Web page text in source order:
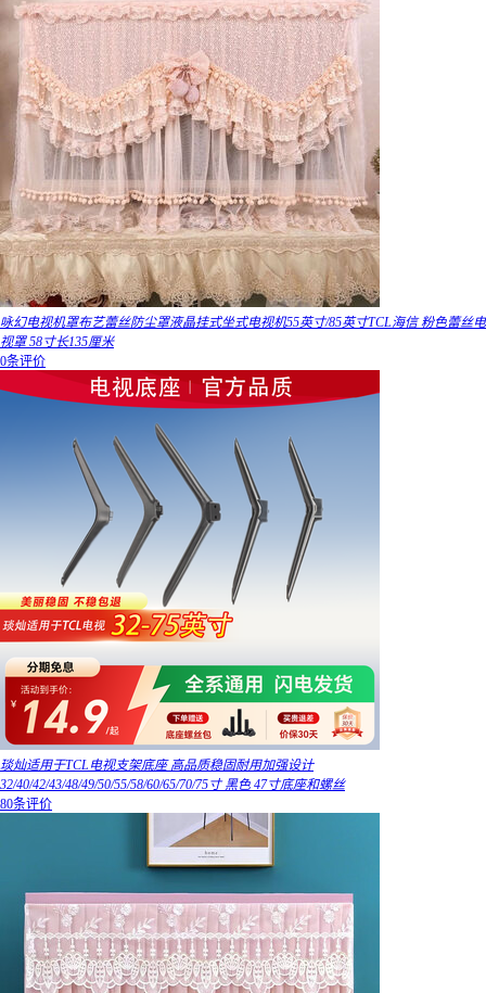
咏幻电视机罩布艺蕾丝防尘罩液晶挂式坐式电视机55英寸/85英寸TCL海信 粉色蕾丝电
视罩 58寸长135厘米
0条评价
琰灿适用于TCL电视支架底座 高品质稳固耐用加强设计
32/40/42/43/48/49/50/55/58/60/65/70/75寸 黑色 47寸底座和螺丝
80条评价